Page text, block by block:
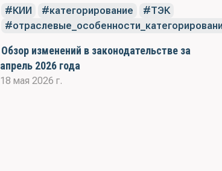
КИИ
категорирование
ТЭК
Обзор изменений в законодательстве за
апрель 2026 года
18 мая 2026 г.